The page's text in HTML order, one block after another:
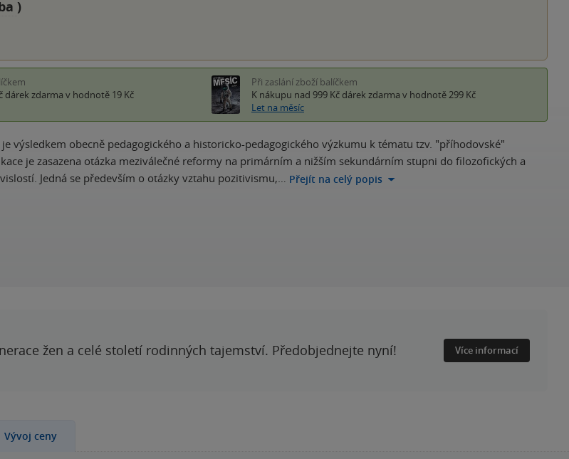
)
dárek zdarma v hodnotě 19 Kč
Při zaslání zboží balíčkem
K nákupu nad 999 Kč dárek zdarma v hodnotě 299 Kč
Let na měsíc
výsledkem obecně pedagogického a historicko-pedagogického výzkumu k tématu tzv. "příhodovské"
je zasazena otázka meziválečné reformy na primárním a nižším sekundárním stupni do filozofických a
Jedná se především o otázky vztahu pozitivismu,… Přejít na celý popis
žen a celé století rodinných tajemství. Předobjednejte nyní! Více informací
Vývoj ceny